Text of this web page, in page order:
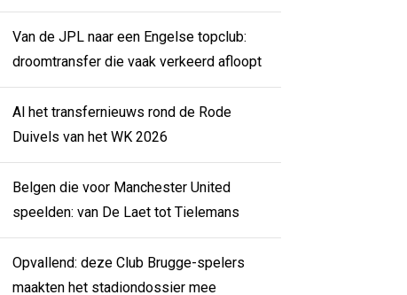
Van de JPL naar een Engelse topclub:
droomtransfer die vaak verkeerd afloopt
Al het transfernieuws rond de Rode
Duivels van het WK 2026
Belgen die voor Manchester United
speelden: van De Laet tot Tielemans
Opvallend: deze Club Brugge-spelers
maakten het stadiondossier mee